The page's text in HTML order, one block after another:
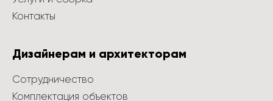
Контакты
Дизайнерам и архитекторам
Сотрудничество
Комплектация объектов